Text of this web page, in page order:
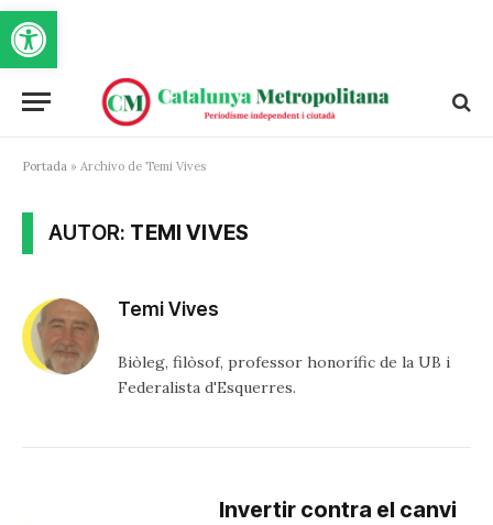
Obre la barra d'eines
Portada » Archivo de Temi Vives
AUTOR: TEMI VIVES
Temi Vives
Biòleg, filòsof, professor honorífic de la UB i
Federalista d'Esquerres.
Invertir contra el canvi